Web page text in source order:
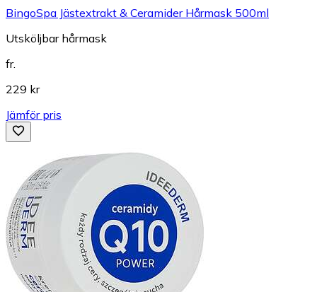
BingoSpa Jästextrakt & Ceramider Hårmask 500ml
Utsköljbar hårmask
fr.
229 kr
Jämför pris